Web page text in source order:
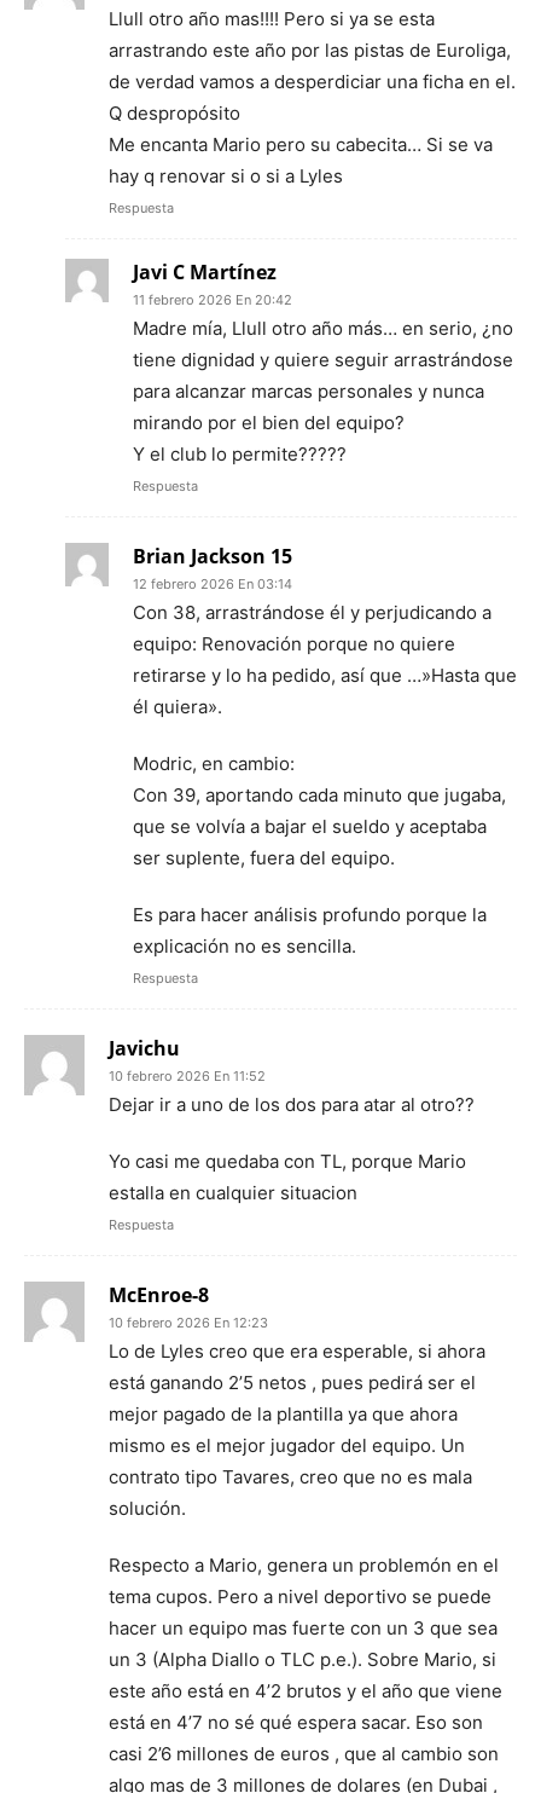
Llull otro año mas!!!! Pero si ya se esta
arrastrando este año por las pistas de Euroliga,
de verdad vamos a desperdiciar una ficha en el.
Q despropósito
Me encanta Mario pero su cabecita… Si se va
hay q renovar si o si a Lyles
Respuesta
Javi C Martínez
11 febrero 2026 En 20:42
Madre mía, Llull otro año más… en serio, ¿no
tiene dignidad y quiere seguir arrastrándose
para alcanzar marcas personales y nunca
mirando por el bien del equipo?
Y el club lo permite?????
Respuesta
Brian Jackson 15
12 febrero 2026 En 03:14
Con 38, arrastrándose él y perjudicando a
equipo: Renovación porque no quiere
retirarse y lo ha pedido, así que …»Hasta que
él quiera».
Modric, en cambio:
Con 39, aportando cada minuto que jugaba,
que se volvía a bajar el sueldo y aceptaba
ser suplente, fuera del equipo.
Es para hacer análisis profundo porque la
explicación no es sencilla.
Respuesta
Javichu
10 febrero 2026 En 11:52
Dejar ir a uno de los dos para atar al otro??
Yo casi me quedaba con TL, porque Mario
estalla en cualquier situacion
Respuesta
McEnroe-8
10 febrero 2026 En 12:23
Lo de Lyles creo que era esperable, si ahora
está ganando 2’5 netos , pues pedirá ser el
mejor pagado de la plantilla ya que ahora
mismo es el mejor jugador del equipo. Un
contrato tipo Tavares, creo que no es mala
solución.
Respecto a Mario, genera un problemón en el
tema cupos. Pero a nivel deportivo se puede
hacer un equipo mas fuerte con un 3 que sea
un 3 (Alpha Diallo o TLC p.e.). Sobre Mario, si
este año está en 4’2 brutos y el año que viene
está en 4’7 no sé qué espera sacar. Eso son
casi 2’6 millones de euros , que al cambio son
algo mas de 3 millones de dolares (en Dubai ,